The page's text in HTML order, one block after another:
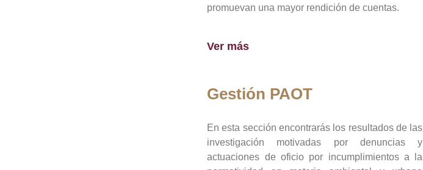
promuevan una mayor rendición de cuentas.
Ver más
Gestión PAOT
En esta sección encontrarás los resultados de las
investigación motivadas por denuncias y
actuaciones de oficio por incumplimientos a la